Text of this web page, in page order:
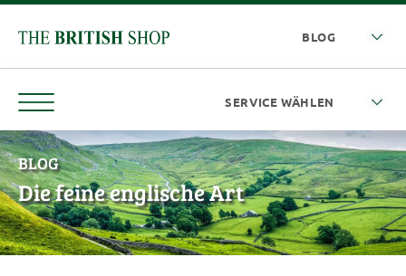
BLOG
Die feine englische Art